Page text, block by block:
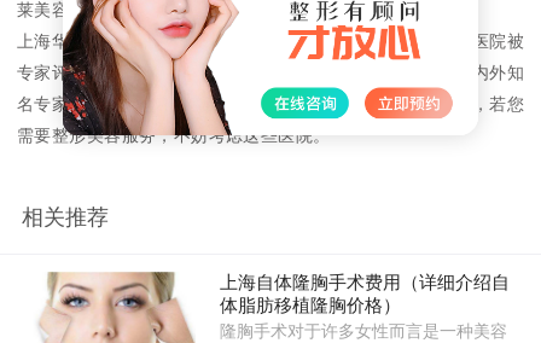
莱美容医院还注重术后的护理和随访，
上海华美美容医院、上海瑞丽医疗美容医院、上海美莱美容医院被
专家评选为上海市的整形医院排名前三家。这些医院拥有国内外知
名专家组成的专业团队，这些医院还注重术后的护理和随访，若您
需要整形美容服务，不妨考虑这些医院。
相关推荐
上海自体隆胸手术费用（详细介绍自
体脂肪移植隆胸价格）
隆胸手术对于许多女性而言是一种美容